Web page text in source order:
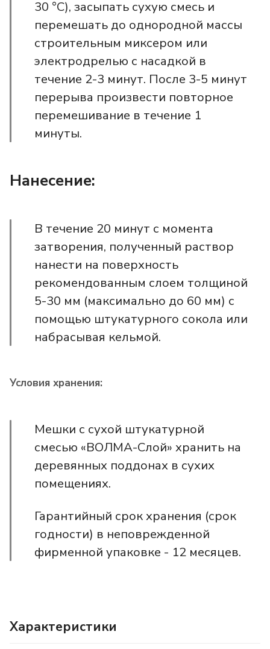
30 °С), засыпать сухую смесь и
перемешать до однородной массы
строительным миксером или
электродрелью с насадкой в
течение 2-3 минут. После 3-5 минут
перерыва произвести повторное
перемешивание в течение 1
минуты.
Нанесение:
В течение 20 минут с момента
затворения, полученный раствор
нанести на поверхность
рекомендованным слоем толщиной
5-30 мм (максимально до 60 мм) с
помощью штукатурного сокола или
набрасывая кельмой.
Условия хранения:
Мешки с сухой штукатурной
смесью «ВОЛМА-Слой» хранить на
деревянных поддонах в сухих
помещениях.
Гарантийный срок хранения (срок
годности) в неповрежденной
фирменной упаковке - 12 месяцев.
Характеристики